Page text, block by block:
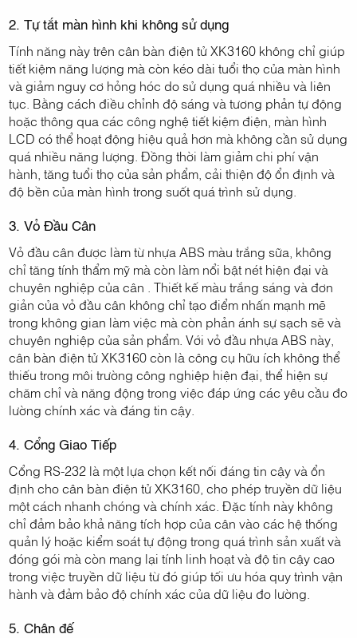
2. Tự tắt màn hình khi không sử dụng
Tính năng này trên cân bàn điện tử XK3160 không chỉ giúp
tiết kiệm năng lượng mà còn kéo dài tuổi thọ của màn hình
và giảm nguy cơ hỏng hóc do sử dụng quá nhiều và liên
tục. Bằng cách điều chỉnh độ sáng và tương phản tự động
hoặc thông qua các công nghệ tiết kiệm điện, màn hình
LCD có thể hoạt động hiệu quả hơn mà không cần sử dụng
quá nhiều năng lượng. Đồng thời làm giảm chi phí vận
hành, tăng tuổi thọ của sản phẩm, cải thiện độ ổn định và
độ bền của màn hình trong suốt quá trình sử dụng.
3. Vỏ Đầu Cân
Vỏ đầu cân được làm từ nhựa ABS màu trắng sữa, không
chỉ tăng tính thẩm mỹ mà còn làm nổi bật nét hiện đại và
chuyên nghiệp của cân . Thiết kế màu trắng sáng và đơn
giản của vỏ đầu cân không chỉ tạo điểm nhấn mạnh mẽ
trong không gian làm việc mà còn phản ánh sự sạch sẽ và
chuyên nghiệp của sản phẩm. Với vỏ đầu nhựa ABS này,
cân bàn điện tử XK3160 còn là công cụ hữu ích không thể
thiếu trong môi trường công nghiệp hiện đại, thể hiện sự
chăm chỉ và năng động trong việc đáp ứng các yêu cầu đo
lường chính xác và đáng tin cậy.
4. Cổng Giao Tiếp
Cổng RS-232 là một lựa chọn kết nối đáng tin cậy và ổn
định cho cân bàn điện tử XK3160, cho phép truyền dữ liệu
một cách nhanh chóng và chính xác. Đặc tính này không
chỉ đảm bảo khả năng tích hợp của cân vào các hệ thống
quản lý hoặc kiểm soát tự động trong quá trình sản xuất và
đóng gói mà còn mang lại tính linh hoạt và độ tin cậy cao
trong việc truyền dữ liệu từ đó giúp tối ưu hóa quy trình vận
hành và đảm bảo độ chính xác của dữ liệu đo lường.
5. Chân đế